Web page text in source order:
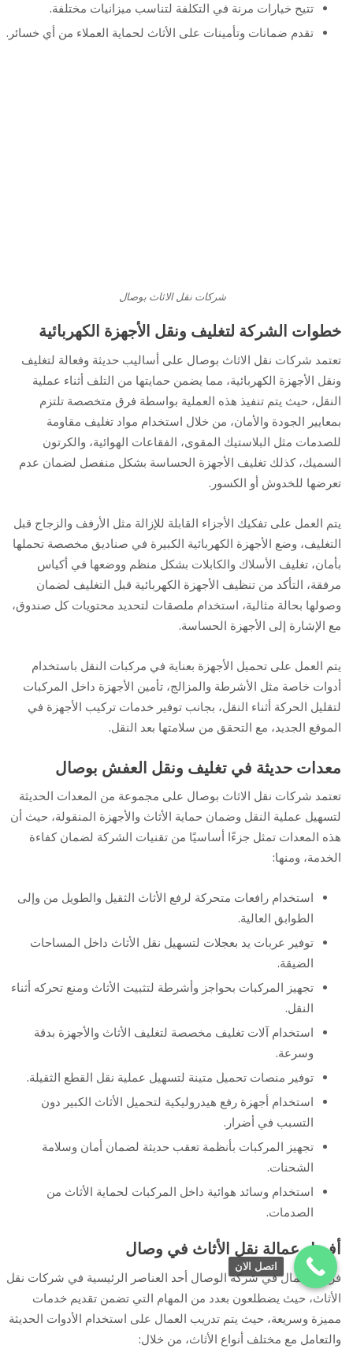
تتيح خيارات مرنة في التكلفة لتناسب ميزانيات مختلفة.
تقدم ضمانات وتأمينات على الأثاث لحماية العملاء من أي خسائر.
شركات نقل الاثاث بوصال
خطوات الشركة لتغليف ونقل الأجهزة الكهربائية
تعتمد شركات نقل الاثاث بوصال على أساليب حديثة وفعالة لتغليف
ونقل الأجهزة الكهربائية، مما يضمن حمايتها من التلف أثناء عملية
النقل، حيث يتم تنفيذ هذه العملية بواسطة فرق متخصصة تلتزم
بمعايير الجودة والأمان، من خلال استخدام مواد تغليف مقاومة
للصدمات مثل البلاستيك المقوى، الفقاعات الهوائية، والكرتون
السميك، كذلك تغليف الأجهزة الحساسة بشكل منفصل لضمان عدم
تعرضها للخدوش أو الكسور.
يتم العمل على تفكيك الأجزاء القابلة للإزالة مثل الأرفف والزجاج قبل
التغليف، وضع الأجهزة الكهربائية الكبيرة في صناديق مخصصة تحملها
بأمان، تغليف الأسلاك والكابلات بشكل منظم ووضعها في أكياس
مرفقة، التأكد من تنظيف الأجهزة الكهربائية قبل التغليف لضمان
وصولها بحالة مثالية، استخدام ملصقات لتحديد محتويات كل صندوق،
مع الإشارة إلى الأجهزة الحساسة.
يتم العمل على تحميل الأجهزة بعناية في مركبات النقل باستخدام
أدوات خاصة مثل الأشرطة والمزالج، تأمين الأجهزة داخل المركبات
لتقليل الحركة أثناء النقل، بجانب توفير خدمات تركيب الأجهزة في
الموقع الجديد، مع التحقق من سلامتها بعد النقل.
معدات حديثة في تغليف ونقل العفش بوصال
تعتمد شركات نقل الاثاث بوصال على مجموعة من المعدات الحديثة
لتسهيل عملية النقل وضمان حماية الأثاث والأجهزة المنقولة، حيث أن
هذه المعدات تمثل جزءًا أساسيًا من تقنيات الشركة لضمان كفاءة
الخدمة، ومنها:
استخدام رافعات متحركة لرفع الأثاث الثقيل والطويل من وإلى
الطوابق العالية.
توفير عربات يد بعجلات لتسهيل نقل الأثاث داخل المساحات
الضيقة.
تجهيز المركبات بحواجز وأشرطة لتثبيت الأثاث ومنع تحركه أثناء
النقل.
استخدام آلات تغليف مخصصة لتغليف الأثاث والأجهزة بدقة
وسرعة.
توفير منصات تحميل متينة لتسهيل عملية نقل القطع الثقيلة.
استخدام أجهزة رفع هيدروليكية لتحميل الأثاث الكبير دون
التسبب في أضرار.
تجهيز المركبات بأنظمة تعقب حديثة لضمان أمان وسلامة
الشحنات.
استخدام وسائد هوائية داخل المركبات لحماية الأثاث من
الصدمات.
أفضل عمالة نقل الأثاث في وصال
فريق العمال في شركة الوصال أحد العناصر الرئيسية في شركات نقل
الأثاث، حيث يضطلعون بعدد من المهام التي تضمن تقديم خدمات
مميزة وسريعة، حيث يتم تدريب العمال على استخدام الأدوات الحديثة
والتعامل مع مختلف أنواع الأثاث، من خلال:
اتصل الان